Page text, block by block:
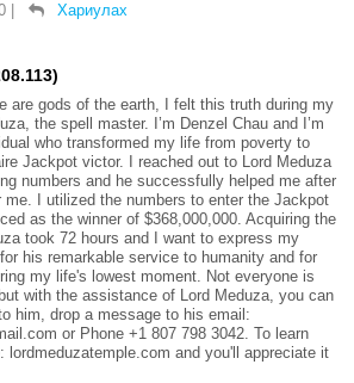
Хариулах
are gods of the earth, I felt this truth during my
the spell master. I’m Denzel Chau and I’m
who transformed my life from poverty to
Jackpot victor. I reached out to Lord Meduza
numbers and he successfully helped me after
I utilized the numbers to enter the Jackpot
as the winner of $368,000,000. Acquiring the
took 72 hours and I want to express my
his remarkable service to humanity and for
my life's lowest moment. Not everyone is
with the assistance of Lord Meduza, you can
him, drop a message to his email:
or Phone +1 807 798 3042. To learn
lordmeduzatemple.com and you'll appreciate it